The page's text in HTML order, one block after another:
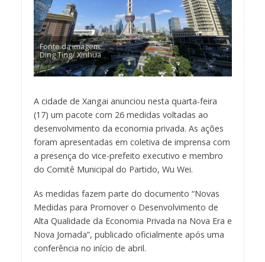
Fonte da imagem:
Ding Ting/ Xinhua
A cidade de Xangai anunciou nesta quarta-feira
(17) um pacote com 26 medidas voltadas ao
desenvolvimento da economia privada. As ações
foram apresentadas em coletiva de imprensa com
a presença do vice-prefeito executivo e membro
do Comitê Municipal do Partido, Wu Wei.
As medidas fazem parte do documento “Novas
Medidas para Promover o Desenvolvimento de
Alta Qualidade da Economia Privada na Nova Era e
Nova Jornada”, publicado oficialmente após uma
conferência no início de abril.